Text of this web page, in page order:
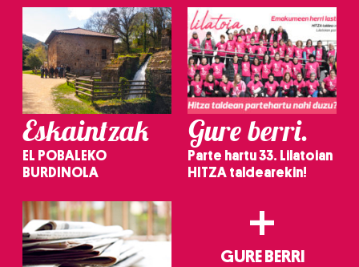
Eskaintzak
EL POBALEKO
BURDINOLA
Gure berri.
Parte hartu 33. Lilatoian
HITZA taldearekin!
+
GURE BERRI